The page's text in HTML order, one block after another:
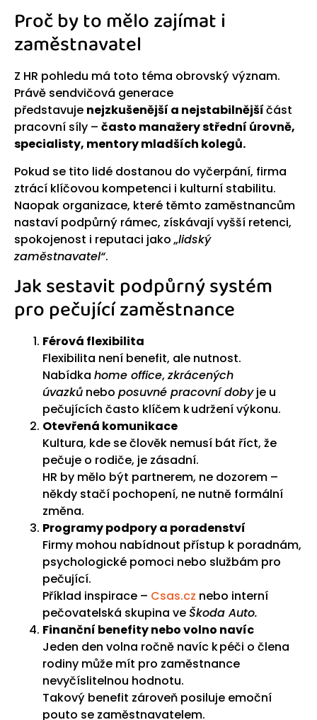
Proč by to mělo zajímat i
zaměstnavatel
Z HR pohledu má toto téma obrovský význam.
Právě sendvičová generace
představuje nejzkušenější a nejstabilnějšíčást
pracovní síly – často manažery střední úrovně,
specialisty, mentory mladších kolegů.
Pokud se tito lidé dostanou do vyčerpání, firma
ztrácí klíčovou kompetenci i kulturní stabilitu.
Naopak organizace, které těmto zaměstnancům
nastaví podpůrný rámec, získávají vyšší retenci,
spokojenost i reputaci jako„lidský
zaměstnavatel“.
Jak sestavit podpůrný systém
pro pečující zaměstnance
Férová flexibilita
Flexibilita není benefit, ale nutnost.
Nabídka home office, zkrácených
úvazků nebo posuvné pracovní dobyje u
pečujících často klíčem k udržení výkonu.
Otevřená komunikace
Kultura, kde se člověk nemusí bát říct, že
pečuje o rodiče, je zásadní.
HR by mělo být partnerem, ne dozorem –
někdy stačí pochopení, ne nutně formální
změna.
Programy podpory a poradenství
Firmy mohou nabídnout přístup k poradnám,
psychologické pomoci nebo službám pro
pečující.
Příklad inspirace – Csas.cz nebo interní
pečovatelská skupina veŠkoda Auto.
Finanční benefity nebo volno navíc
Jeden den volna ročně navíc k péči o člena
rodiny může mít pro zaměstnance
nevyčíslitelnou hodnotu.
Takový benefit zároveň posiluje emoční
pouto se zaměstnavatelem.